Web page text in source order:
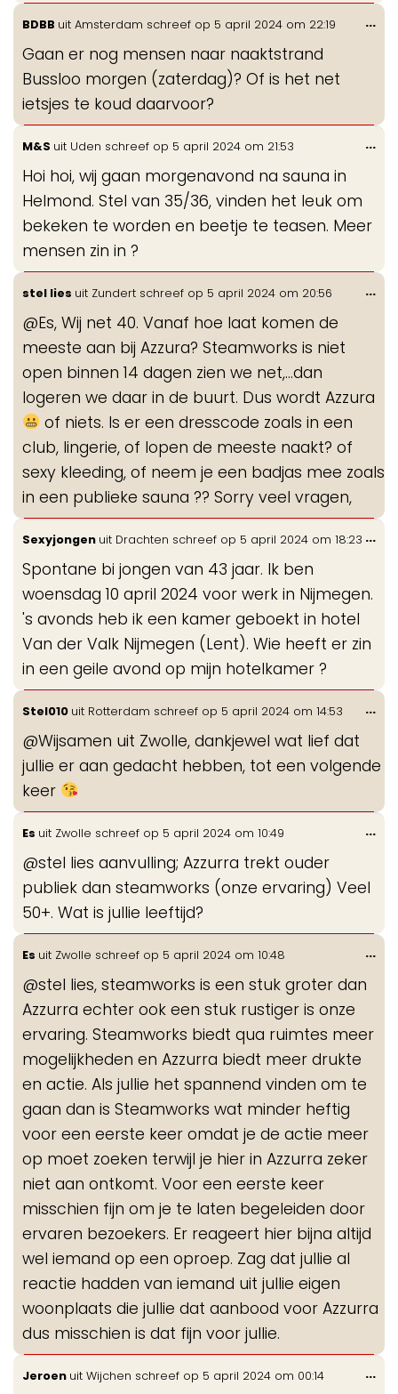
BDBB uit Amsterdam schreef op 5 april 2024 om 22:19
Gaan er nog mensen naar naaktstrand
Bussloo morgen (zaterdag)? Of is het net
ietsjes te koud daarvoor?
...
M&S uit Uden schreef op 5 april 2024 om 21:53
Hoi hoi, wij gaan morgenavond na sauna in
Helmond. Stel van 35/36, vinden het leuk om
bekeken te worden en beetje te teasen. Meer
mensen zin in ?
...
stel lies uit Zundert schreef op 5 april 2024 om 20:56
@Es, Wij net 40. Vanaf hoe laat komen de
meeste aan bij Azzura? Steamworks is niet
open binnen 14 dagen zien we net,...dan
logeren we daar in de buurt. Dus wordt Azzura
of niets. Is er een dresscode zoals in een
club, lingerie, of lopen de meeste naakt? of
sexy kleeding, of neem je een badjas mee zoals
in een publieke sauna ?? Sorry veel vragen,
...
Sexyjongen uit Drachten schreef op 5 april 2024 om 18:23
Spontane bi jongen van 43 jaar. Ik ben
woensdag 10 april 2024 voor werk in Nijmegen.
's avonds heb ik een kamer geboekt in hotel
Van der Valk Nijmegen (Lent). Wie heeft er zin
in een geile avond op mijn hotelkamer ?
...
Stel010 uit Rotterdam schreef op 5 april 2024 om 14:53
@Wijsamen uit Zwolle, dankjewel wat lief dat
jullie er aan gedacht hebben, tot een volgende
keer
...
Es uit Zwolle schreef op 5 april 2024 om 10:49
@stel lies aanvulling; Azzurra trekt ouder
publiek dan steamworks (onze ervaring) Veel
50+. Wat is jullie leeftijd?
...
Es uit Zwolle schreef op 5 april 2024 om 10:48
@stel lies, steamworks is een stuk groter dan
Azzurra echter ook een stuk rustiger is onze
ervaring. Steamworks biedt qua ruimtes meer
mogelijkheden en Azzurra biedt meer drukte
en actie. Als jullie het spannend vinden om te
gaan dan is Steamworks wat minder heftig
voor een eerste keer omdat je de actie meer
op moet zoeken terwijl je hier in Azzurra zeker
niet aan ontkomt. Voor een eerste keer
misschien fijn om je te laten begeleiden door
ervaren bezoekers. Er reageert hier bijna altijd
wel iemand op een oproep. Zag dat jullie al
reactie hadden van iemand uit jullie eigen
woonplaats die jullie dat aanbood voor Azzurra
dus misschien is dat fijn voor jullie.
...
Jeroen uit Wijchen schreef op 5 april 2024 om 00:14 ...